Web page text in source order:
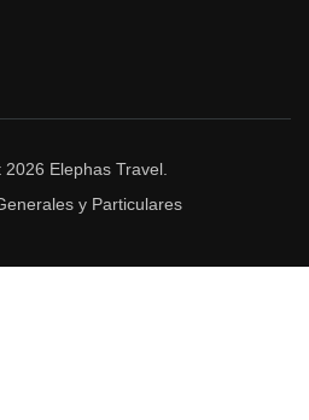
2026 Elephas Travel.
y Particulares